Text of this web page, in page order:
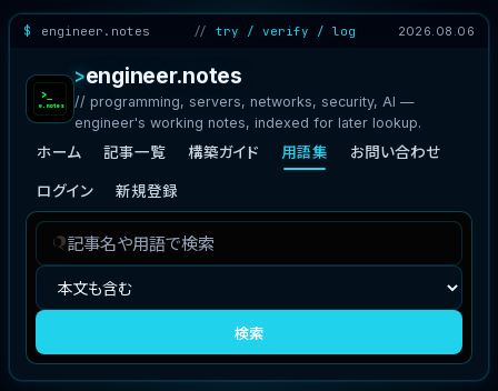
engineer.notes try / verify / log 2026.08.06
engineer.notes
// programming, servers, networks, security, AI —
engineer's working notes, indexed for later lookup.
ホーム 記事一覧 構築ガイド 用語集 お問い合わせ
ログイン 新規登録
事
検
索
索
象
検索